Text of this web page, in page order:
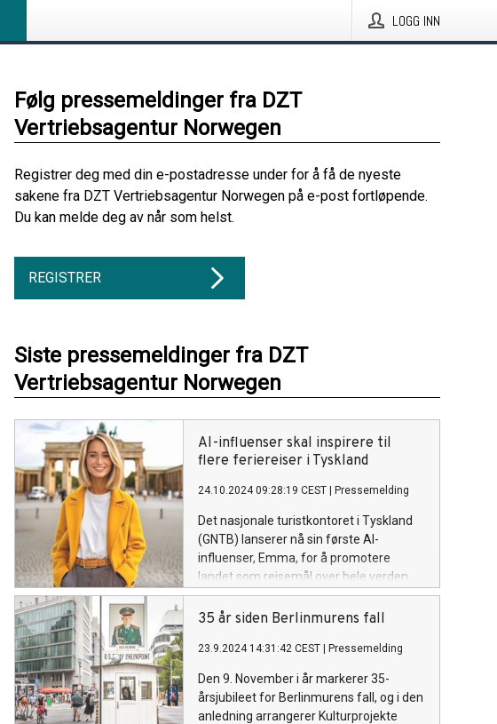
LOGG INN
Følg pressemeldinger fra DZT
Vertriebsagentur Norwegen
Registrer deg med din e-postadresse under for å få de nyeste
sakene fra DZT Vertriebsagentur Norwegen på e-post fortløpende.
Du kan melde deg av når som helst.
REGISTRER
Siste pressemeldinger fra DZT
Vertriebsagentur Norwegen
AI-influenser skal inspirere til
flere feriereiser i Tyskland
24.10.2024 09:28:19 CEST Pressemelding
Det nasjonale turistkontoret i Tyskland
(GNTB) lanserer nå sin første AI-
influenser, Emma, for å promotere
landet som reisemål over hele verden.
Emma er designet for å inspirere
potensielle tilreisende med forslag til
35 år siden Berlinmurens fall
23.9.2024 14:31:42 CEST Pressemelding
Den 9. November i år markerer 35-
årsjubileet for Berlinmurens fall, og i den
anledning arrangerer Kulturprojekte